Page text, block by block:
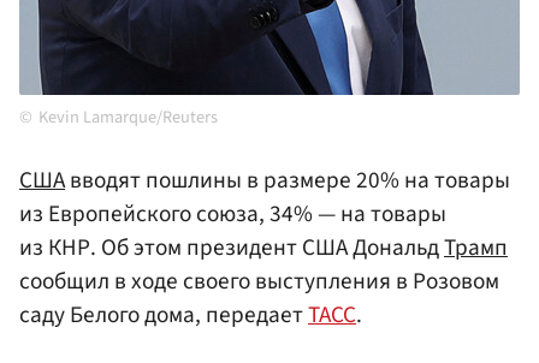
Kevin Lamarque/Reuters
СШАвводят пошлины в размере 20% на товары
из Европейского союза, 34% — на товары
из КНР. Об этом президент США ДональдТрамп
сообщил в ходе своего выступления в Розовом
саду Белого дома, передаетТАСС.